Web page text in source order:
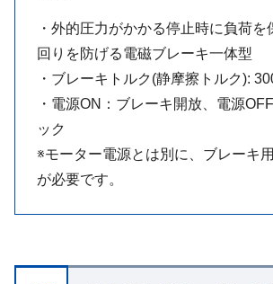
・外的圧力がかかる停止時に負荷を
回りを防げる電磁ブレーキ一体型
・ブレーキトルク(静摩擦トルク):
・電源ON：ブレーキ開放、電源
ック
※モーター電源とは別に、ブレーキ
が必要です。